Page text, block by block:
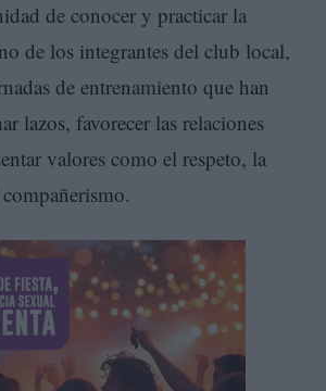
de conocer y practicar la
de los integrantes del club local,
de entrenamiento que han
lazos, favorecer las relaciones
valores como el respeto, la